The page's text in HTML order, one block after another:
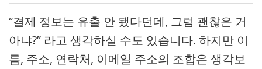
“결제 정보는 유출 안 됐다던데, 그럼 괜찮은 거
아냐?” 라고 생각하실 수도 있습니다. 하지만 이
름, 주소, 연락처, 이메일 주소의 조합은 생각보